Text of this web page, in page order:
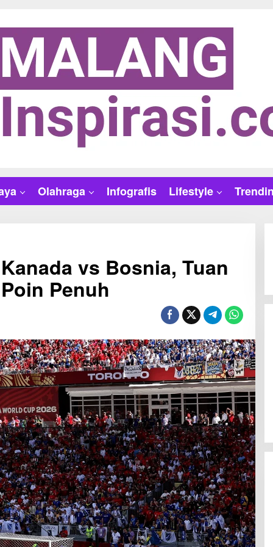
Olahraga Infografis Lifestyle
vs Bosnia, Tuan
Penuh